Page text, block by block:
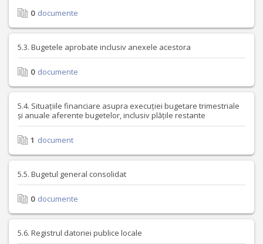
0 documente
5.3. Bugetele aprobate inclusiv anexele acestora
0 documente
5.4. Situațiile financiare asupra execuției bugetare trimestriale
și anuale aferente bugetelor, inclusiv plățile restante
1 document
5.5. Bugetul general consolidat
0 documente
5.6. Registrul datoriei publice locale